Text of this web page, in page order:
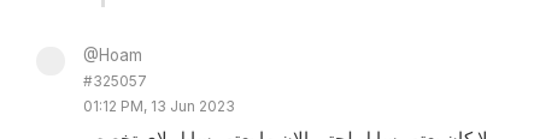
@Hoam
#325057
01:12 PM, 13 Jun 2023